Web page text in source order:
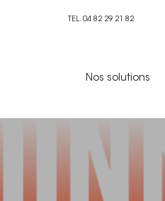
TEL. 04 82 29 21 82
Nos solutions